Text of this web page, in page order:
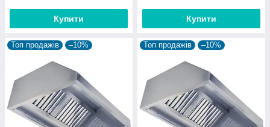
Купити Купити
Топ продажів –10% Топ продажів –10%